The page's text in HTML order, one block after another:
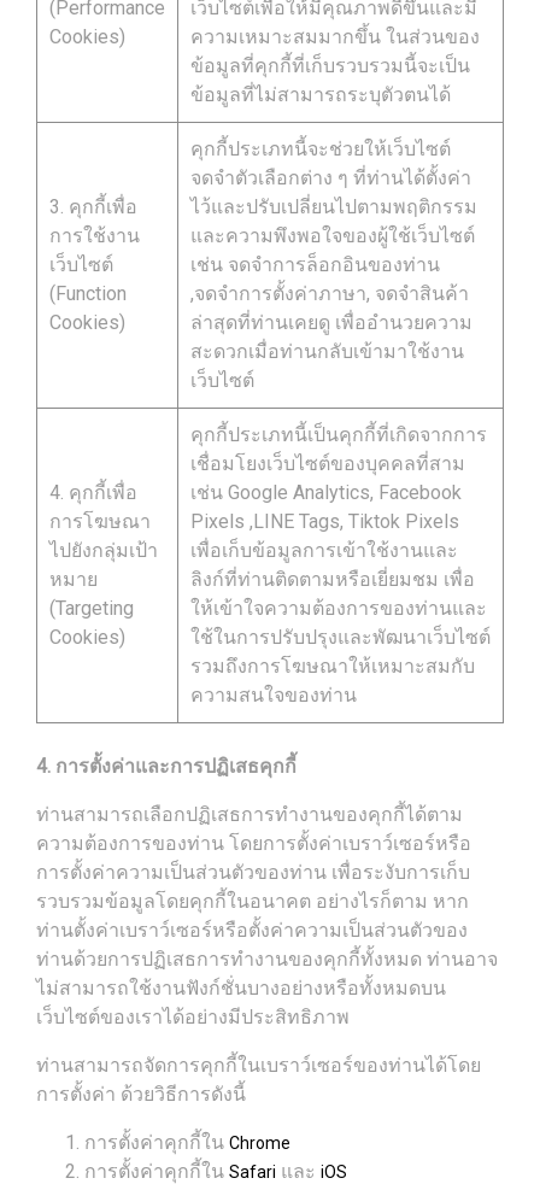
(Performance
Cookies)
เว็บไซต์เพื่อให้มีคุณภาพดีขึ้นและมี
ความเหมาะสมมากขึ้น ในส่วนของ
ข้อมูลที่คุกกี้ที่เก็บรวบรวมนี้จะเป็น
ข้อมูลที่ไม่สามารถระบุตัวตนได้
3. คุกกี้เพื่อ
การใช้งาน
เว็บไซต์
(Function
Cookies)
คุกกี้ประเภทนี้จะช่วยให้เว็บไซต์
จดจำตัวเลือกต่าง ๆ ที่ท่านได้ตั้งค่า
ไว้และปรับเปลี่ยนไปตามพฤติกรรม
และความพึงพอใจของผู้ใช้เว็บไซต์
เช่น จดจำการล็อกอินของท่าน
,จดจำการตั้งค่าภาษา, จดจำสินค้า
ล่าสุดที่ท่านเคยดู เพื่ออำนวยความ
สะดวกเมื่อท่านกลับเข้ามาใช้งาน
เว็บไซต์
4. คุกกี้เพื่อ
การโฆษณา
ไปยังกลุ่มเป้า
หมาย
(Targeting
Cookies)
คุกกี้ประเภทนี้เป็นคุกกี้ที่เกิดจากการ
เชื่อมโยงเว็บไซต์ของบุคคลที่สาม
เช่น Google Analytics, Facebook
Pixels ,LINE Tags, Tiktok Pixels
เพื่อเก็บข้อมูลการเข้าใช้งานและ
ลิงก์ที่ท่านติดตามหรือเยี่ยมชม เพื่อ
ให้เข้าใจความต้องการของท่านและ
ใช้ในการปรับปรุงและพัฒนาเว็บไซต์
รวมถึงการโฆษณาให้เหมาะสมกับ
ความสนใจของท่าน
4. การตั้งค่าและการปฏิเสธคุกกี้
ท่านสามารถเลือกปฏิเสธการทำงานของคุกกี้ได้ตาม
ความต้องการของท่าน โดยการตั้งค่าเบราว์เซอร์หรือ
การตั้งค่าความเป็นส่วนตัวของท่าน เพื่อระงับการเก็บ
รวบรวมข้อมูลโดยคุกกี้ในอนาคต อย่างไรก็ตาม หาก
ท่านตั้งค่าเบราว์เซอร์หรือตั้งค่าความเป็นส่วนตัวของ
ท่านด้วยการปฏิเสธการทำงานของคุกกี้ทั้งหมด ท่านอาจ
ไม่สามารถใช้งานฟังก์ชั่นบางอย่างหรือทั้งหมดบน
เว็บไซต์ของเราได้อย่างมีประสิทธิภาพ
ท่านสามารถจัดการคุกกี้ในเบราว์เซอร์ของท่านได้โดย
การตั้งค่า ด้วยวิธีการดังนี้
การตั้งค่าคุกกี้ใน Chrome
การตั้งค่าคุกกี้ใน Safari และ iOS